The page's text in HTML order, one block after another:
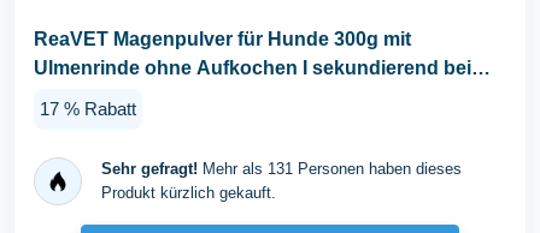
ReaVET Magenpulver für Hunde 300g mit
Ulmenrinde ohne Aufkochen I sekundierend bei
17 % Rabatt
Sehr gefragt! Mehr als 131 Personen haben dieses
Produkt kürzlich gekauft.